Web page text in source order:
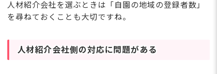
人材紹介会社を選ぶときは「自園の地域の登録者数」
を尋ねておくことも大切ですね。
人材紹介会社側の対応に問題がある